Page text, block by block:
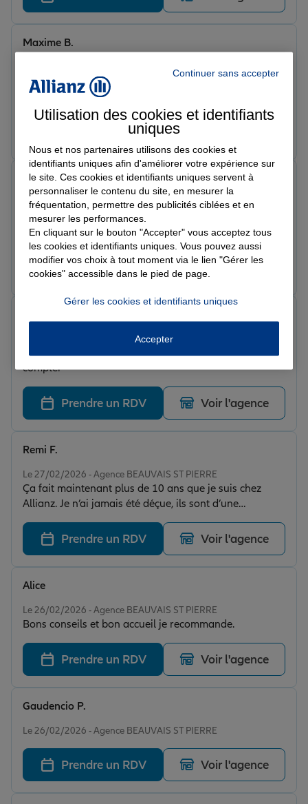
Note de 5 sur 5
Le 28/04/2026 - Agence BEAUVAIS ST PIERRE
Parfait, rapide et bonne communication, moins cher
que mon assurance actuelle pour les meme garantie,
notamment pour la moto, 2 fois moins cher avec la
possibilité de modifier le contrat pour l'hivernage
Maxime B.
Prendre un RDV
Note de 5 sur 5
Le 27/02/2026 - Agence BEAUVAIS ST PIERRE
Assureur très à l’écoute et de bon conseil, proposant
des solutions parfaitement adaptées à nos projets, que
ce soit pour vos biens immobiliers ou vos véhicules.
Nous l’avons connu grâce à des amis et nous en
sommes pleinement satisfaits. Nous le recommandons
Cedric D.
Prendre un RDV Voir l'agence
Le 27/02/2026 - Agence BEAUVAIS ST PIERRE
Écoute, conseil et offre adaptée. L’assurance sur qui
compter
Prendre un RDV Voir l'agence
Le 27/02/2026 - Agence BEAUVAIS ST PIERRE
Ça fait maintenant plus de 10 ans que je suis chez
Allianz. Je n’ai jamais été déçue, ils sont d’une
réactivité, et d’un professionnalisme que l’on ne voit
pas partout. Merci à Carole ma conseillères très
agréable.
Remi F.
Prendre un RDV Voir l'agence
Le 26/02/2026 - Agence BEAUVAIS ST PIERRE
Bons conseils et bon accueil je recommande.
Alice
Prendre un RDV Voir l'agence
Le 26/02/2026 - Agence BEAUVAIS ST PIERRE
Gaudencio P.
Prendre un RDV Voir l'agence
Continuer sans accepter
Utilisation des cookies et identifiants
uniques
Nous et nos partenaires utilisons des cookies et
identifiants uniques afin d'améliorer votre expérience sur
le site. Ces cookies et identifiants uniques servent à
personnaliser le contenu du site, en mesurer la
fréquentation, permettre des publicités ciblées et en
mesurer les performances.
En cliquant sur le bouton "Accepter" vous acceptez tous
les cookies et identifiants uniques. Vous pouvez aussi
modifier vos choix à tout moment via le lien "Gérer les
cookies" accessible dans le pied de page.
Gérer les cookies et identifiants uniques
Accepter